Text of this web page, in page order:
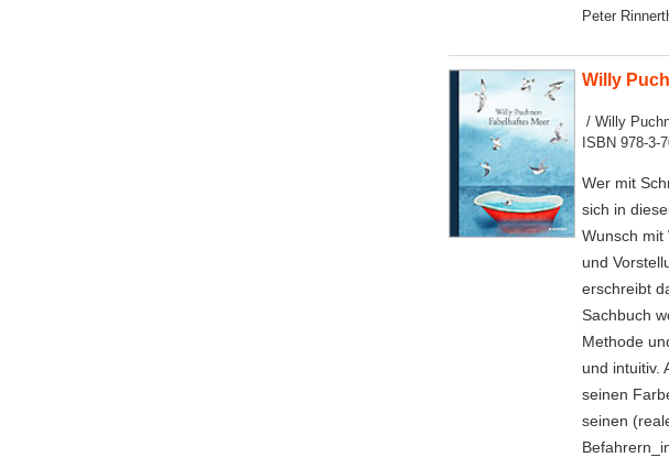
Peter
Willy
/ Willy
ISBN 978-
Wer mit
sich in
Wunsch mit
und
erschreibt
Sachbuch
Methode
und intuitiv.
seinen
seinen